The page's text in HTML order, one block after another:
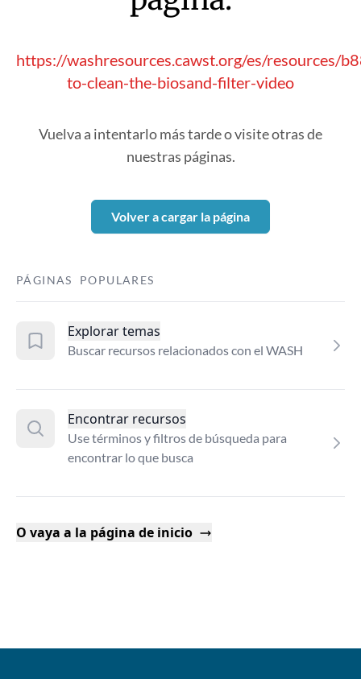
https://washresources.cawst.org/es/resources/
to-clean-the-biosand-filter-video
Vuelva a intentarlo más tarde o visite otras de
nuestras páginas.
Volver a cargar la página
PÁGINAS POPULARES
Explorar temas
Buscar recursos relacionados con el WASH
Encontrar recursos
Use términos y filtros de búsqueda para
encontrar lo que busca
O vaya a la página de inicio